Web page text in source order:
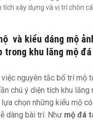
tích xây dựng và vị trí chôn
và kiểu dáng mộ
trong khu lăng mộ đá
nguyên tắc bố trí mộ
chú ý diện tích khu lăng
chọn những kiểu mộ
dàng bài trí. Như mộ đá